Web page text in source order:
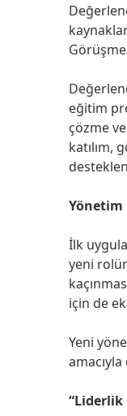
eğitim
çözme
katılım,
Yönetim
İlk
yeni
için de
Yeni
“Liderlik